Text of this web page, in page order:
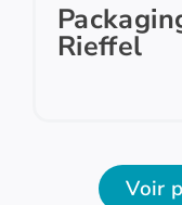
Rieffel
Voir